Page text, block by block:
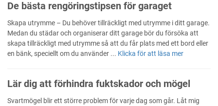
De bästa rengöringstipsen för garaget
Skapa utrymme – Du behöver tillräckligt med utrymme i ditt garage.
Medan du städar och organiserar ditt garage bör du försöka att
skapa tillräckligt med utrymme så att du får plats med ett bord eller
en bänk, speciellt om du använder ... Klicka för att läsa mer
Lär dig att förhindra fuktskador och mögel
Svartmögel blir ett större problem för varje dag som går. Låt mig